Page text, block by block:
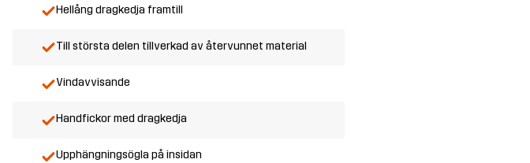
Hellång dragkedja framtill
Till största delen tillverkad av återvunnet material
Vindavvisande
Handfickor med dragkedja
Upphängningsögla på insidan